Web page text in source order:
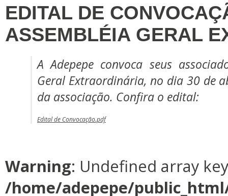
EDITAL DE
ASSEMBLÉIA GERAL
A Adepepe convoca seus
Geral Extraordinária, no dia 30 de
da associação. Confira o edital:
Edital de Convocação.pdf
Warning: Undefined array
/home/adepepe/